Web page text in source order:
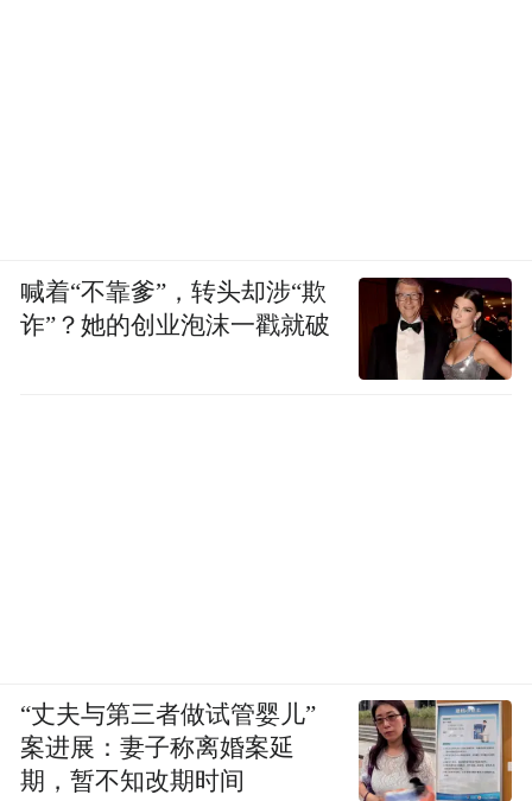
喊着“不靠爹”，转头却涉“欺
诈”？她的创业泡沫一戳就破
“丈夫与第三者做试管婴儿”
案进展：妻子称离婚案延
期，暂不知改期时间